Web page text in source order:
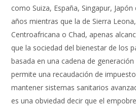
como Suiza, España, Singapur,
años mientras que la de Sierra
Centroafricana o Chad, apenas
que la sociedad del bienestar de los
basada en una cadena de
permite una recaudación de
mantener sistemas sanitarios
es una obviedad decir que el